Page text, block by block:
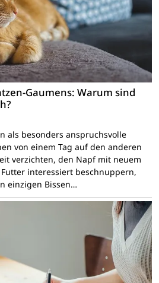
Gaumens: Warum sind
als besonders anspruchsvolle
von einem Tag auf den anderen
verzichten, den Napf mit neuem
interessiert beschnuppern,
einzigen Bissen…